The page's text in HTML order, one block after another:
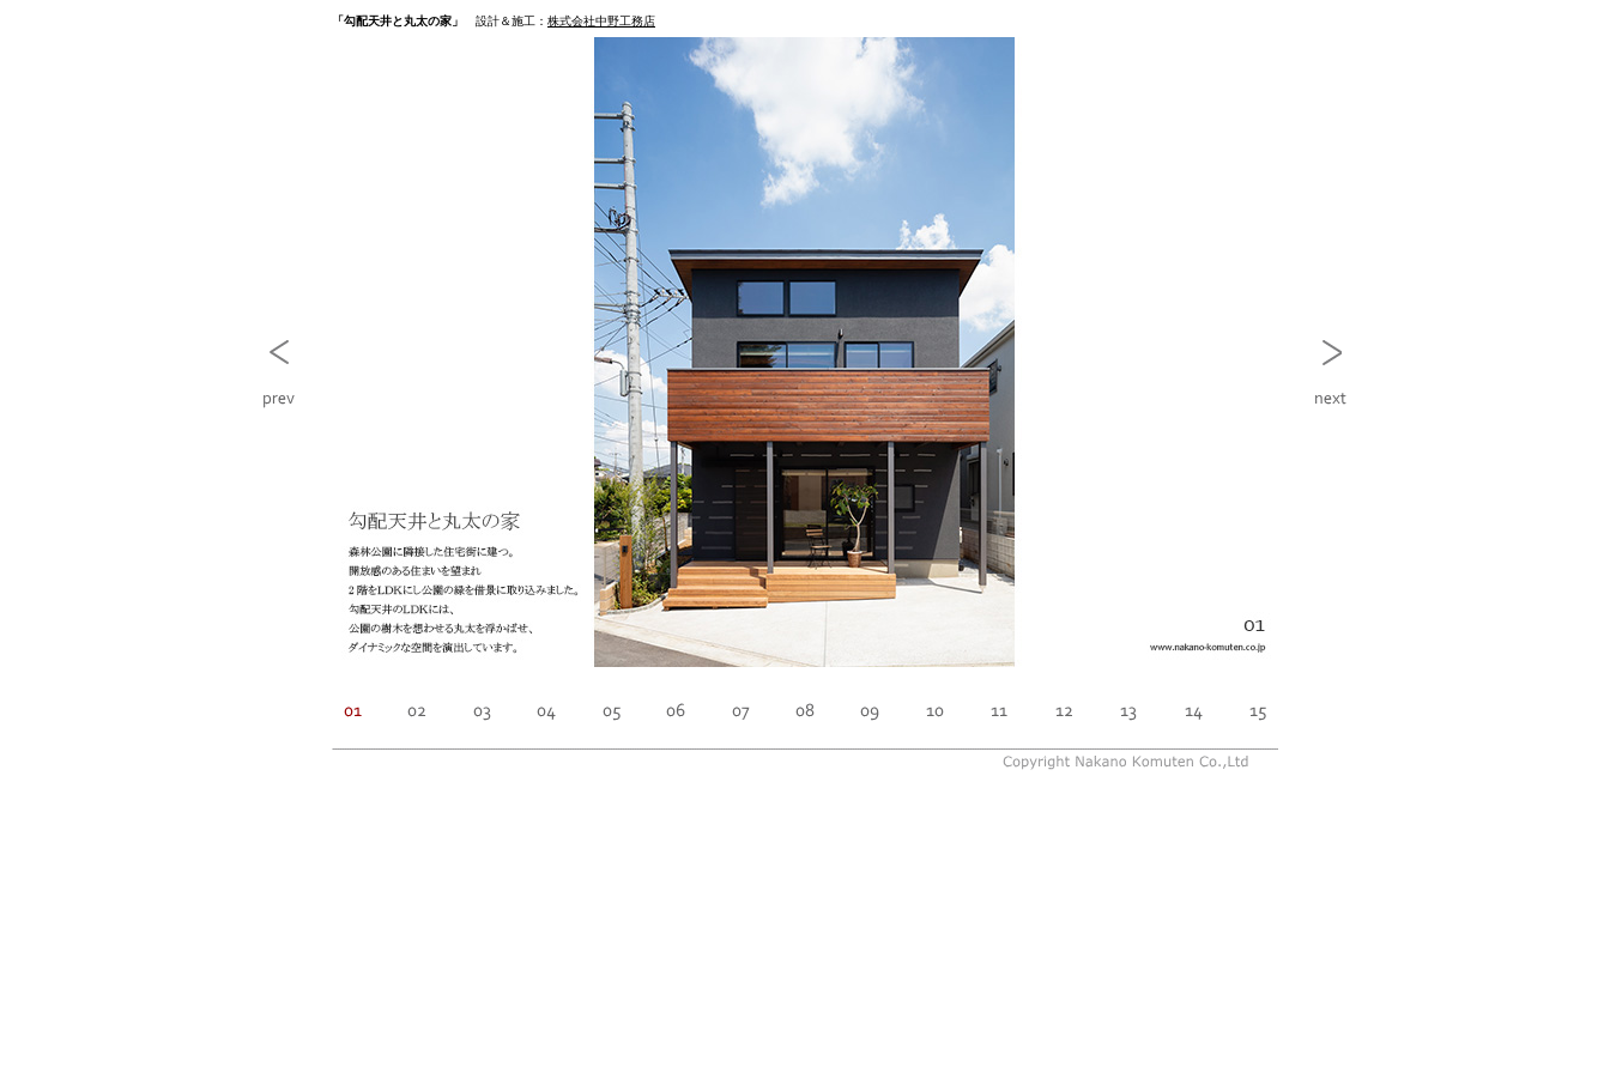
「勾配天井と丸太の家」 設計＆施工： 株式会社中野工務店